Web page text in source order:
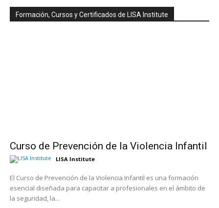
Formación, Cursos y Certificados de LISA Institute
Curso de Prevención de la Violencia Infantil
LISA Institute
El Curso de Prevención de la Violencia Infantil es una formación
esencial diseñada para capacitar a profesionales en el ámbito de
la seguridad, la...